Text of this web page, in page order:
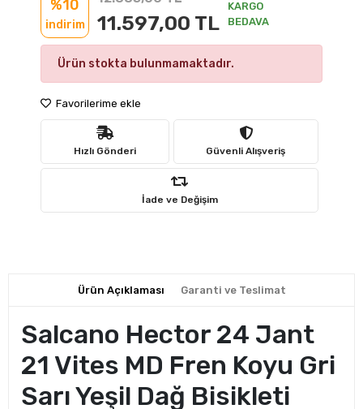
%10
indirim 11.597,00 TL
KARGO
BEDAVA
Ürün stokta bulunmamaktadır.
Favorilerime ekle
Hızlı Gönderi Güvenli Alışveriş
İade ve Değişim
Ürün Açıklaması Garanti ve Teslimat
Salcano Hector 24 Jant
21 Vites MD Fren Koyu Gri
Sarı Yeşil Dağ Bisikleti